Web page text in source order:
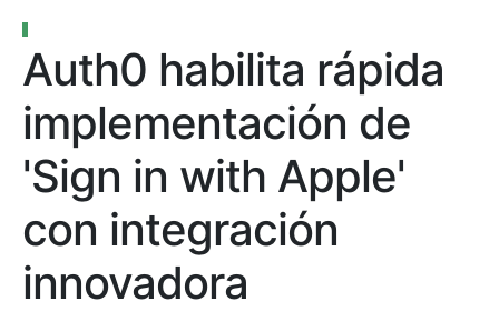
Auth0 habilita rápida
implementación de
'Sign in with Apple'
con integración
innovadora